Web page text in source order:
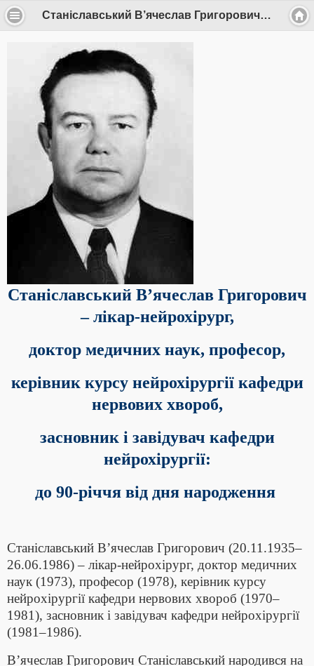
Станіславський В’ячеслав Григорович | Бібліотека Національного медичного університету імені О.О.Богомольця
Станіславський В’ячеслав Григорович
– лікар-нейрохірург,
доктор медичних наук, професор,
керівник курсу нейрохірургії кафедри
нервових хвороб,
засновник і завідувач кафедри
нейрохірургії:
до 90-річчя від дня народження
Станіславський В’ячеслав Григорович (20.11.1935–
26.06.1986) – лікар-нейрохірург, доктор медичних
наук (1973), професор (1978), керівник курсу
нейрохірургії кафедри нервових хвороб (1970–
1981), засновник і завідувач кафедри нейрохірургії
(1981–1986).
В’ячеслав Григорович Станіславський народився на